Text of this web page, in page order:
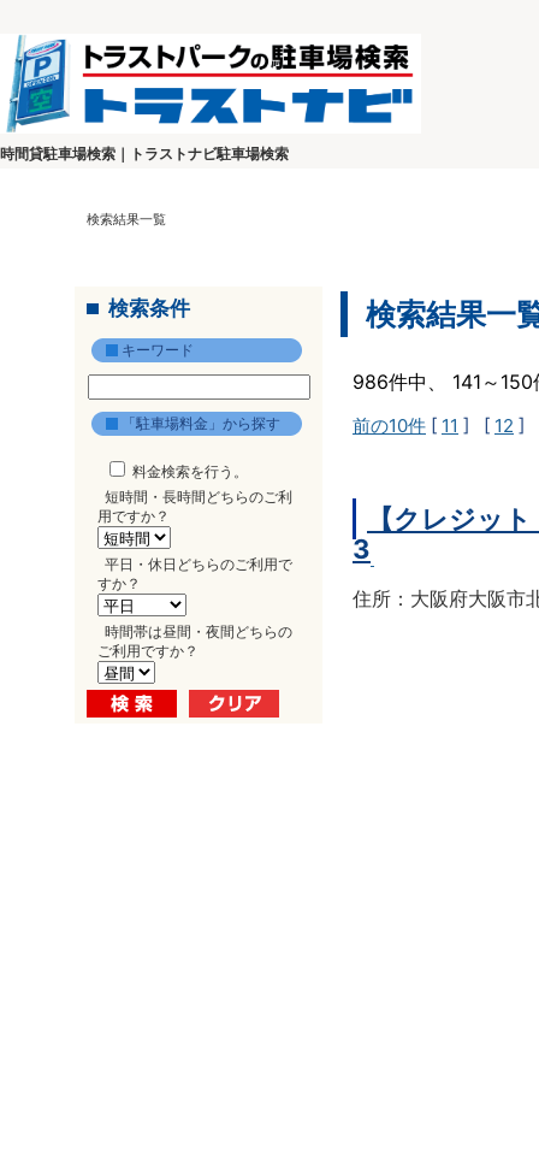
時間貸駐車場検索｜トラストナビ駐車場検索
検索結果一覧
検索条件
キーワード
「駐車場料金」から探す
料金検索を行う。
短時間・長時間どちらのご利
用ですか？
平日・休日どちらのご利用で
すか？
時間帯は昼間・夜間どちらの
ご利用ですか？
検索結果一
986件中、 141～
前の10件 [ 11 ] [ 12 ]
【クレジッ
3
住所：大阪府大阪市